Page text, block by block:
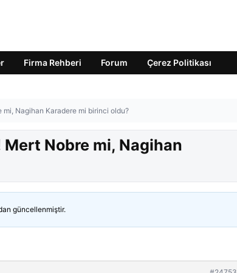
Firma Rehberi Forum Çerez Politikası
Nagihan Karadere mi birinci oldu?
Nobre mi, Nagihan
güncellenmiştir.